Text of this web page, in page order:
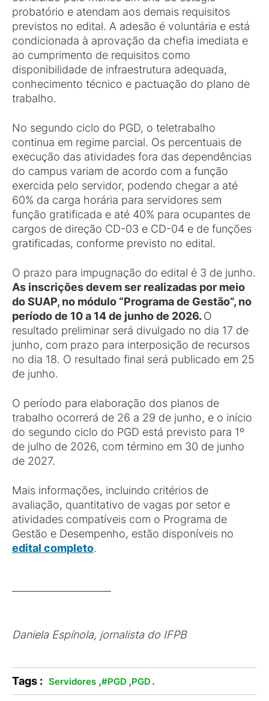
probatório e atendam aos demais requisitos
previstos no edital. A adesão é voluntária e está
condicionada à aprovação da chefia imediata e
ao cumprimento de requisitos como
disponibilidade de infraestrutura adequada,
conhecimento técnico e pactuação do plano de
trabalho.
No segundo ciclo do PGD, o teletrabalho
continua em regime parcial. Os percentuais de
execução das atividades fora das dependências
do campus variam de acordo com a função
exercida pelo servidor, podendo chegar a até
60% da carga horária para servidores sem
função gratificada e até 40% para ocupantes de
cargos de direção CD-03 e CD-04 e de funções
gratificadas, conforme previsto no edital.
O prazo para impugnação do edital é 3 de junho.
As inscrições devem ser realizadas por meio
do SUAP, no módulo “Programa de Gestão”, no
período de 10 a 14 de junho de 2026.O
resultado preliminar será divulgado no dia 17 de
junho, com prazo para interposição de recursos
no dia 18. O resultado final será publicado em 25
de junho.
O período para elaboração dos planos de
trabalho ocorrerá de 26 a 29 de junho, e o início
do segundo ciclo do PGD está previsto para 1º
de julho de 2026, com término em 30 de junho
de 2027.
Mais informações, incluindo critérios de
avaliação, quantitativo de vagas por setor e
atividades compatíveis com o Programa de
Gestão e Desempenho, estão disponíveis no
edital completo.
Daniela Espínola, jornalista do IFPB
Tags : Servidores ,#PGD ,PGD .